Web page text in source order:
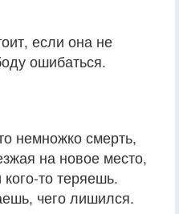
если она не
ошибаться.
немножко смерть,
на новое место,
то теряешь.
чего лишился.